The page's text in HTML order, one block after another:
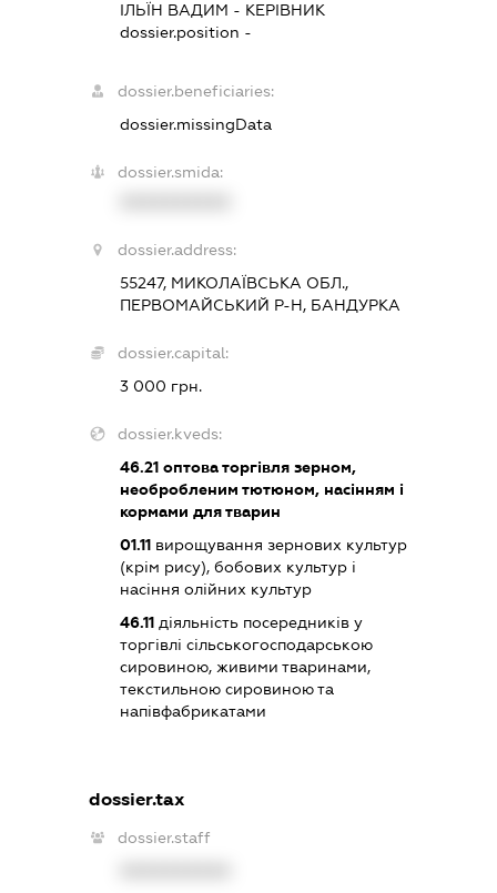
ІЛЬЇН ВАДИМ - КЕРІВНИК
dossier.position -
dossier.beneficiaries:
dossier.missingData
dossier.smida:
dossier.address:
55247, МИКОЛАЇВСЬКА ОБЛ.,
ПЕРВОМАЙСЬКИЙ Р-Н, БАНДУРКА
dossier.capital:
3 000 грн.
dossier.kveds:
46.21 оптова торгівля зерном,
необробленим тютюном, насінням і
кормами для тварин
01.11 вирощування зернових культур
(крім рису), бобових культур і
насіння олійних культур
46.11 діяльність посередників у
торгівлі сільськогосподарською
сировиною, живими тваринами,
текстильною сировиною та
напівфабрикатами
dossier.tax
dossier.staff